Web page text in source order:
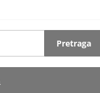
Pretraga